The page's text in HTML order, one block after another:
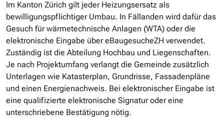
Im Kanton Zürich gilt jeder Heizungsersatz als
bewilligungspflichtiger Umbau. In Fällanden wird dafür das
Gesuch für wärmetechnische Anlagen (WTA) oder die
elektronische Eingabe über eBaugesucheZH verwendet.
Zuständig ist die Abteilung Hochbau und Liegenschaften.
Je nach Projektumfang verlangt die Gemeinde zusätzlich
Unterlagen wie Katasterplan, Grundrisse, Fassadenpläne
und einen Energienachweis. Bei elektronischer Eingabe ist
eine qualifizierte elektronische Signatur oder eine
unterschriebene Bestätigung nötig.